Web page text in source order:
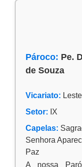
Pároco: Pe.
de Souza
Vicariato: Leste
Setor: IX
Capelas:
Senhora
Paz
A nossa